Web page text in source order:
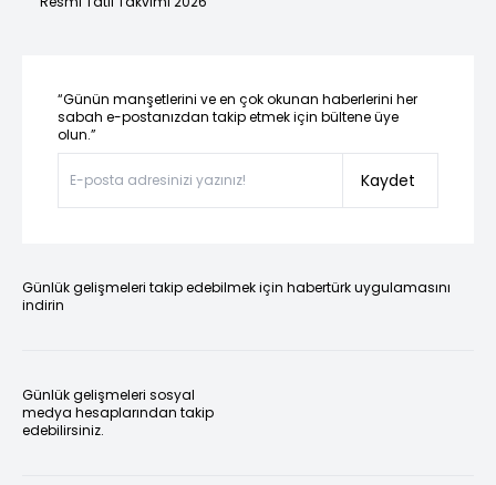
“Günün manşetlerini ve en çok okunan haberlerini her
sabah e-postanızdan takip etmek için bültene üye
olun.”
Kaydet
Günlük gelişmeleri takip edebilmek için habertürk uygulamasını
indirin
Günlük gelişmeleri sosyal
medya hesaplarından takip
edebilirsiniz.